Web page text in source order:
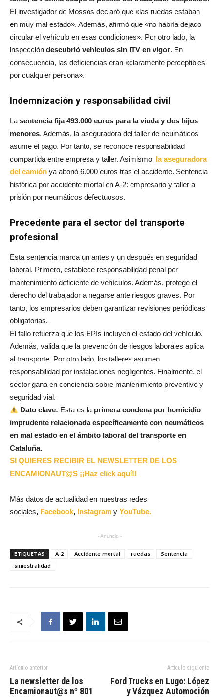
El investigador de Mossos declaró que «las ruedas estaban
en muy mal estado». Además, afirmó que «no habría dejado
circular el vehículo en esas condiciones». Por otro lado, la
inspección descubrió vehículos sin ITV en vigor. En
consecuencia, las deficiencias eran «claramente perceptibles
por cualquier persona».
Indemnización y responsabilidad civil
La sentencia fija 493.000 euros para la viuda y dos hijos
menores. Además, la aseguradora del taller de neumáticos
asume el pago. Por tanto, se reconoce responsabilidad
compartida entre empresa y taller. Asimismo, la aseguradora
del camión ya abonó 6.000 euros tras el accidente. Sentencia
histórica por accidente mortal en A-2: empresario y taller a
prisión por neumáticos defectuosos.
Precedente para el sector del transporte
profesional
Esta sentencia marca un antes y un después en seguridad
laboral. Primero, establece responsabilidad penal por
mantenimiento deficiente de vehículos. Además, protege el
derecho del trabajador a negarse ante riesgos graves. Por
tanto, los empresarios deben garantizar revisiones periódicas
obligatorias.
El fallo refuerza que los EPIs incluyen el estado del vehículo.
Además, valida que la prevención de riesgos laborales aplica
al transporte. Por otro lado, los talleres asumen
responsabilidad por instalaciones negligentes. Finalmente, el
sector gana en conciencia sobre mantenimiento preventivo y
seguridad vial.
Dato clave: Esta es la primera condena por homicidio
imprudente relacionada específicamente con neumáticos
en mal estado en el ámbito laboral del transporte en
Cataluña.
SI QUIERES RECIBIR EL NEWSLETTER DE LOS
ENCAMIONAUT@S ¡¡Haz click aquí!!
Más datos de actualidad en nuestras redes
sociales, Facebook, Instagram y YouTube.
- Anuncio -
ETIQUETAS A-2 Accidente mortal ruedas
Sentencia
siniestralidad
Artículo anterior
La newsletter de los
Encamionaut@s nº 801
Artículo siguiente
Ford Trucks en Lugo: López
y Vázquez Automoción